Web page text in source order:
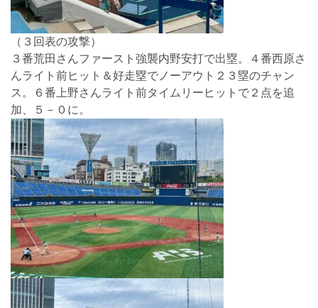
（３回表の攻撃）
３番荒田さんファースト強襲内野安打で出塁。４番西原さ
んライト前ヒット＆好走塁でノーアウト２３塁のチャン
ス。６番上野さんライト前タイムリーヒットで２点を追
加、５－０に。